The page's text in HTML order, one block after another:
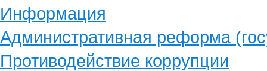
Информация
Административная реформа
Противодействие коррупции